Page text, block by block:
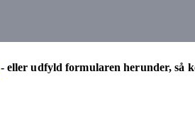
- eller udfyld formularen herunder, så